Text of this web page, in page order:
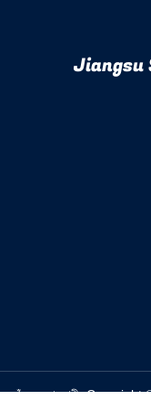
Jiangsu
ছাঁচসরবরাহকারী.